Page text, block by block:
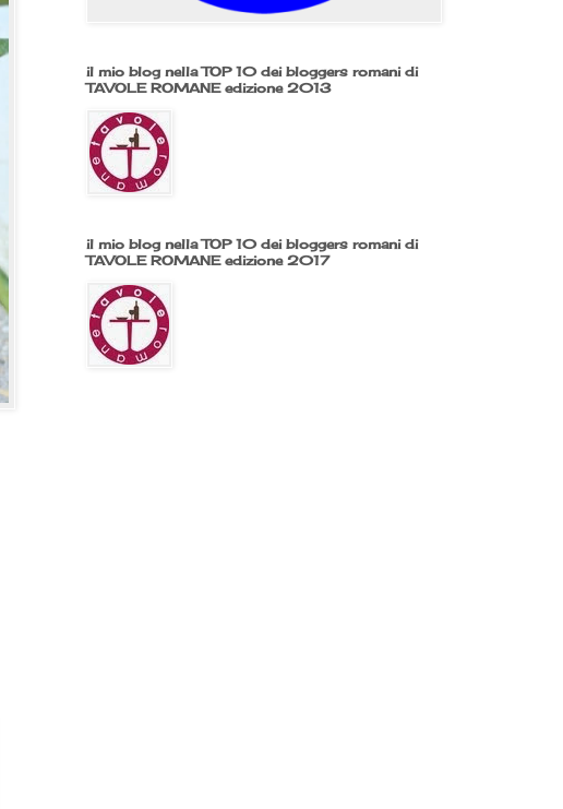
il mio blog nella TOP 10 dei bloggers romani di
TAVOLE ROMANE edizione 2013
il mio blog nella TOP 10 dei bloggers romani di
TAVOLE ROMANE edizione 2017